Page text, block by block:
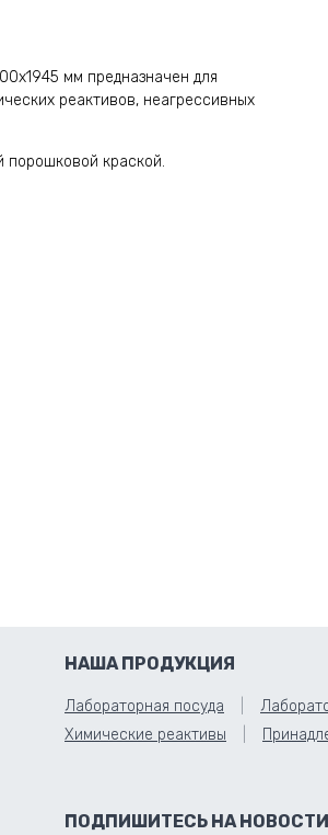
мм предназначен для
реактивов, неагрессивных
краской.
НАША ПРОДУКЦИЯ
Лабораторная посуда
Химические реактивы
ПОДПИШИТЕСЬ НА